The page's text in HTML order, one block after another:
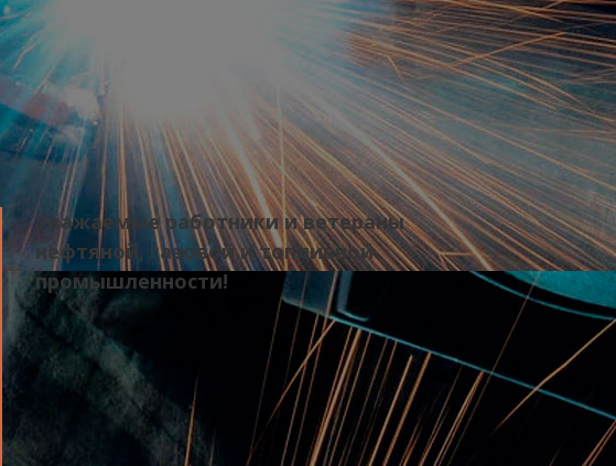
Уважаемые работники и ветераны
нефтяной, газовой и топливной
промышленности!